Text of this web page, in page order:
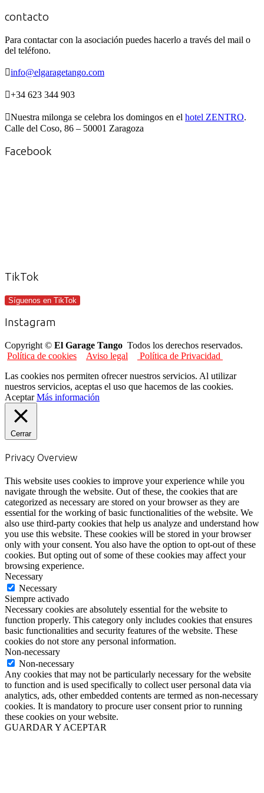
contacto
Para contactar con la asociación puedes hacerlo a través del mail o
del teléfono.
info@elgaragetango.com
+34 623 344 903
Nuestra milonga se celebra los domingos en el hotel ZENTRO.
Calle del Coso, 86 – 50001 Zaragoza
Facebook
TikTok
Síguenos en TikTok
Instagram
Copyright © El Garage Tango Todos los derechos reservados.
Política de cookies
Aviso legal
Política de Privacidad
Las cookies nos permiten ofrecer nuestros servicios. Al utilizar
nuestros servicios, aceptas el uso que hacemos de las cookies.
Aceptar Más información
Cerrar
Privacy Overview
This website uses cookies to improve your experience while you
navigate through the website. Out of these, the cookies that are
categorized as necessary are stored on your browser as they are
essential for the working of basic functionalities of the website. We
also use third-party cookies that help us analyze and understand how
you use this website. These cookies will be stored in your browser
only with your consent. You also have the option to opt-out of these
cookies. But opting out of some of these cookies may affect your
browsing experience.
Necessary
Necessary
Siempre activado
Necessary cookies are absolutely essential for the website to
function properly. This category only includes cookies that ensures
basic functionalities and security features of the website. These
cookies do not store any personal information.
Non-necessary
Non-necessary
Any cookies that may not be particularly necessary for the website
to function and is used specifically to collect user personal data via
analytics, ads, other embedded contents are termed as non-necessary
cookies. It is mandatory to procure user consent prior to running
these cookies on your website.
GUARDAR Y ACEPTAR